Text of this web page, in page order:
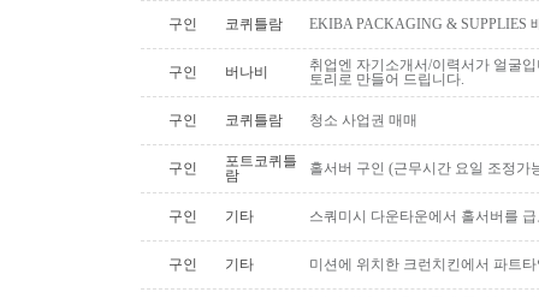
구인 코퀴틀람 EKIBA PACKAGING & SUPPLIES
구인 버나비
취업엔 자기소개서/이력서가 얼굴
토리로 만들어 드립니다.
구인 코퀴틀람 청소 사업권 매매
구인
포트코퀴틀
람
홀서버 구인 (근무시간 요일 조정가
구인 기타 스쿼미시 다운타운에서 홀서버를
구인 기타 미션에 위치한 크런치킨에서 파트